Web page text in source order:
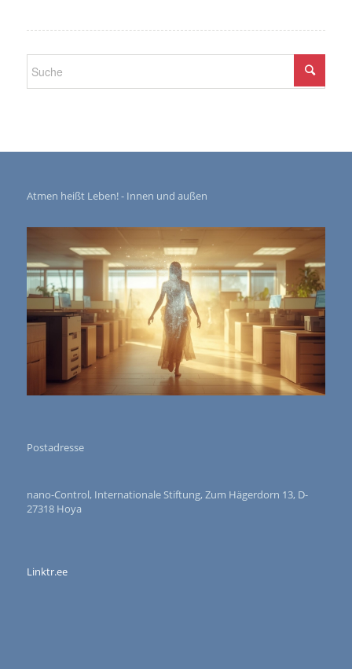
Atmen heißt Leben! - Innen und außen
Postadresse
nano-Control, Internationale Stiftung, Zum Hägerdorn 13, D-
27318 Hoya
Linktr.ee